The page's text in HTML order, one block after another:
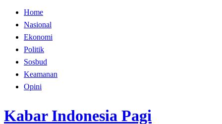
Home
Nasional
Ekonomi
Politik
Sosbud
Keamanan
Opini
Kabar Indonesia Pagi